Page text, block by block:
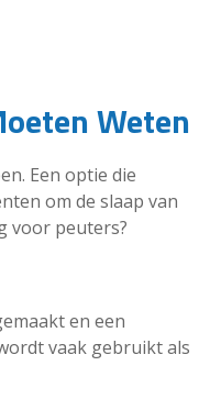
Weten
Een optie die
om de slaap van
voor peuters?
en een
vaak gebruikt als